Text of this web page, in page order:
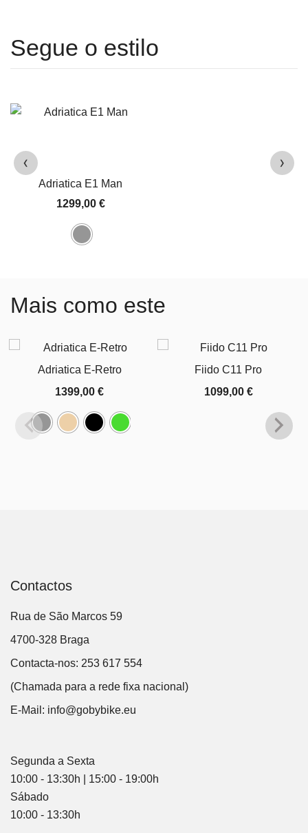
‹
Adriatica E1 Man
1299,00 €
›
Mais como este
Adriatica E-Retro
1399,00€
Fiido C11 Pro
1099,00 €
Contactos
Rua de São Marcos 59
4700-328 Braga
Contacta-nos: 253 617 554
(Chamada para a rede fixa nacional)
E-Mail: info@gobybike.eu
Segunda a Sexta
10:00 - 13:30h | 15:00 - 19:00h
Sábado
10:00 - 13:30h